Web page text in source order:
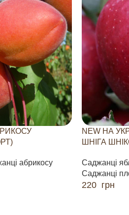
абрикосу
NEW НА
ШНІГА
Саджанці
Саджанці
220 грн